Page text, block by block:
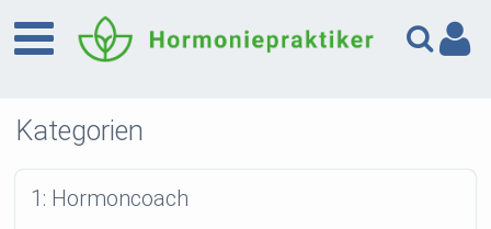
Kategorien
1: Hormoncoach